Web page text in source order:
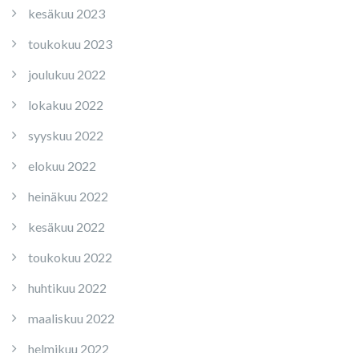
kesäkuu 2023
toukokuu 2023
joulukuu 2022
lokakuu 2022
syyskuu 2022
elokuu 2022
heinäkuu 2022
kesäkuu 2022
toukokuu 2022
huhtikuu 2022
maaliskuu 2022
helmikuu 2022